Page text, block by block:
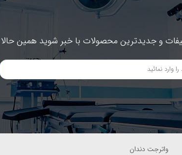
و جدیدترین محصولات با خبر شوید همین حالا
واترجت دندان